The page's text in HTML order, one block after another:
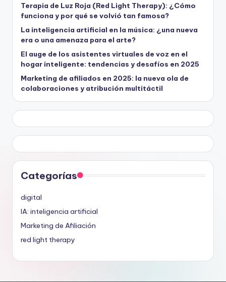
Terapia de Luz Roja (Red Light Therapy): ¿Cómo
funciona y por qué se volvió tan famosa?
La inteligencia artificial en la música: ¿una nueva
era o una amenaza para el arte?
El auge de los asistentes virtuales de voz en el
hogar inteligente: tendencias y desafíos en 2025
Marketing de afiliados en 2025: la nueva ola de
colaboraciones y atribución multitáctil
Categorías
digital
IA: inteligencia artificial
Marketing de Afiliación
red light therapy